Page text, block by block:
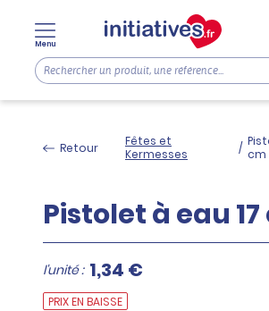
Menu
Retour
Fêtes et
Kermesses
/ cm
Pistolet à eau
l'unité : 1,34 €
PRIX EN BAISSE